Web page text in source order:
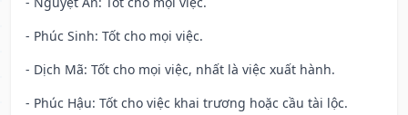
- Phúc Sinh: Tốt cho mọi việc.
- Dịch Mã: Tốt cho mọi việc, nhất là việc xuất hành.
- Phúc Hậu: Tốt cho việc khai trương hoặc cầu tài lộc.